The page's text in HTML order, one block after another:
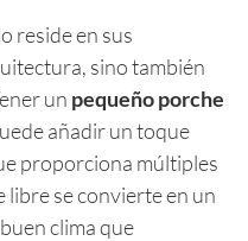
reside en sus
sino también
un pequeño porche
añadir un toque
proporciona múltiples
libre se convierte en un
clima que